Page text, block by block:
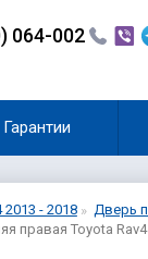
064-002
Гарантии
2013 - 2018
Дверь
правая Toyota